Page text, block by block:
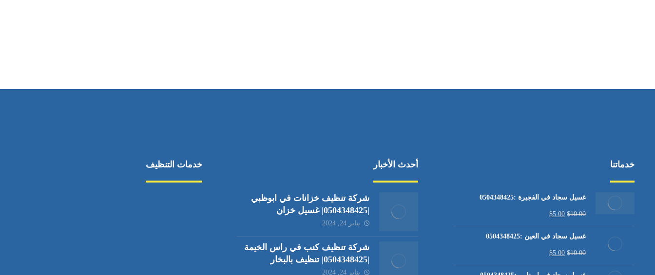
خدماتنا
غسيل سجاد في الفجيرة :0504348425
$10.00
$5.00
غسيل سجاد في العين :0504348425
$10.00
$5.00
أحدث الأخبار
شركة تنظيف خزانات في ابوظبي
|0504348425| غسيل خزان
يناير 24, 2024
شركة تنظيف كنب في راس الخيمة
|0504348425| تنظيف بالبخار
يناير 24, 2024
خدمات التنظيف